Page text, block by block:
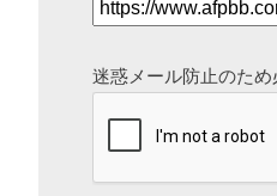
迷惑メール防止のた